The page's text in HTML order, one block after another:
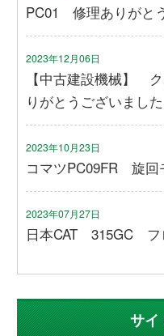
PC01 修理ありがと
2023年12月06日
【中古建設機械】
りがとうございました
2023年10月23日
コマツPC09FR 旋回
2023年07月27日
日本CAT 315GC フ
サイ